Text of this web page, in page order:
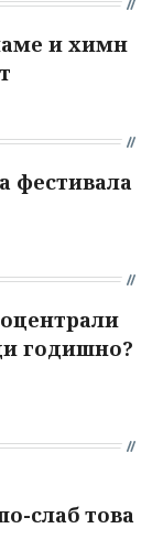
и химн
фестивала
годишно?
слаб това